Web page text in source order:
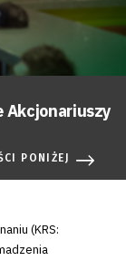
Akcjonariuszy
PONIŻEJ
(KRS: